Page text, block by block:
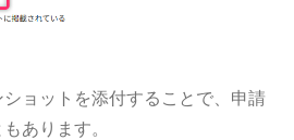
ョットを添付することで、申請
あります。